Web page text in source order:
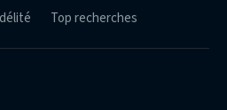
Top recherches